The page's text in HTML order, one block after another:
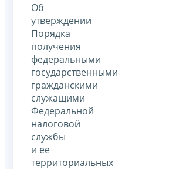
Об
утверждении
Порядка
получения
федеральными
государственными
гражданскими
служащими
Федеральной
налоговой
службы
и ее
территориальных